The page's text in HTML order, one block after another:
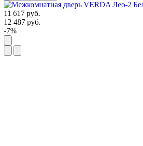
11 617 руб.
12 487 руб.
-7%